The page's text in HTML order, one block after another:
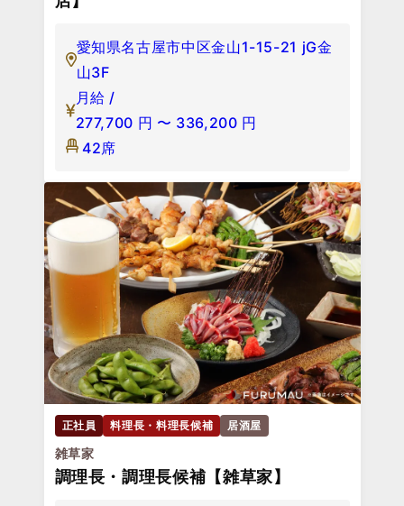
愛知県名古屋市中区金山1-15-21 jG金
山3F
月給 /
277,700 円 〜 336,200 円
42席
正社員 料理長・料理長候補 居酒屋
雑草家
調理長・調理長候補【雑草家】